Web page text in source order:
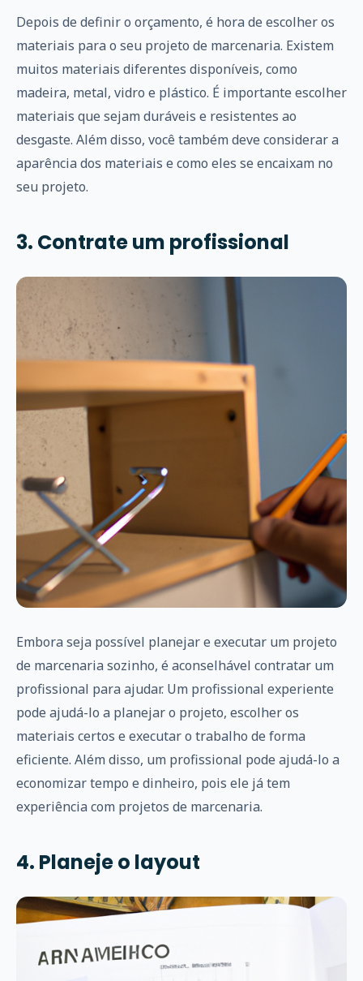
Depois de definir o orçamento, é hora de escolher os
materiais para o seu projeto de marcenaria. Existem
muitos materiais diferentes disponíveis, como
madeira, metal, vidro e plástico. É importante escolher
materiais que sejam duráveis e resistentes ao
desgaste. Além disso, você também deve considerar a
aparência dos materiais e como eles se encaixam no
seu projeto.
3. Contrate um profissional
Embora seja possível planejar e executar um projeto
de marcenaria sozinho, é aconselhável contratar um
profissional para ajudar. Um profissional experiente
pode ajudá-lo a planejar o projeto, escolher os
materiais certos e executar o trabalho de forma
eficiente. Além disso, um profissional pode ajudá-lo a
economizar tempo e dinheiro, pois ele já tem
experiência com projetos de marcenaria.
4. Planeje o layout